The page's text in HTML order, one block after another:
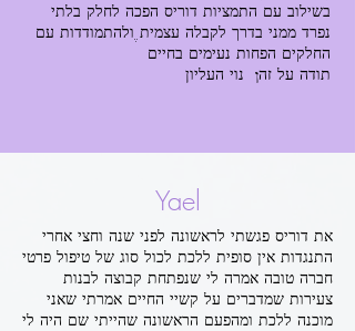
בשילוב עם התמציות דוריס הפכה לחלק בלתי
נפרד ממני בדרך לקבלה עצמית, ולהתמודדות עם
החלקים הפחות נעימים בחיים
תודה על זה! נוי העליון
Yael
את דוריס פגשתי לראשונה לפני שנה וחצי אחרי
התנגדות אין סופית ללכת לכול סוג של טיפול פרטי
חברה טובה אמרה לי שנפתחת קבוצה לבנות
צעירות שמדברים על קשיי החיים אמרתי שאני
מוכנה ללכת ומהפעם הראשונה שהייתי שם היה לי